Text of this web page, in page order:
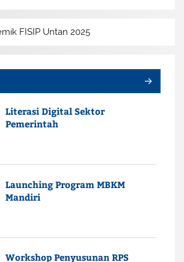
FISIP Untan 2025
Literasi Digital Sektor
Pemerintah
Launching Program MBKM
Mandiri
Workshop Penyusunan RPS